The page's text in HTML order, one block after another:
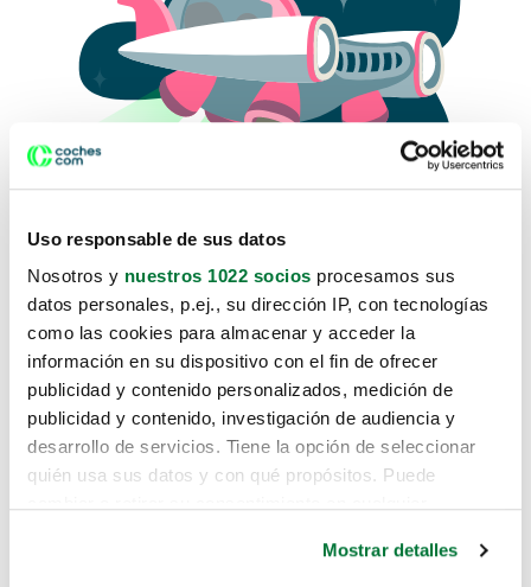
Uso responsable de sus datos
Nosotros y nuestros 1022 socios procesamos sus
datos personales, p.ej., su dirección IP, con tecnologías
como las cookies para almacenar y acceder la
información en su dispositivo con el fin de ofrecer
publicidad y contenido personalizados, medición de
publicidad y contenido, investigación de audiencia y
desarrollo de servicios. Tiene la opción de seleccionar
quién usa sus datos y con qué propósitos. Puede
Mostrar detalles
Lo sentimos, no sabemos como
te hemos traido hasta aquí.
Pero puedes encontrar el coche que estás
buscando en alguno de estos enlaces: